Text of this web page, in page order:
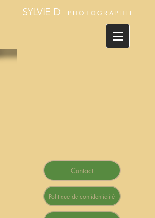
SYLVIE D P H O T O G R A P H I E
Contact
Politique de confidentialité